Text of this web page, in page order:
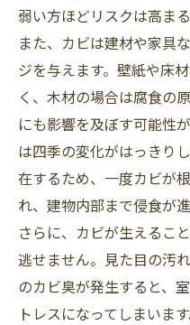
弱い方ほどリスクは高まる
また、カビは建材や家具
ジを与えます。壁紙や床
く、木材の場合は腐食の
にも影響を及ぼす可能性
は四季の変化がはっきり
在するため、一度カビが
れ、建物内部まで侵食が
さらに、カビが生えるこ
逃せません。見た目の汚
のカビ臭が発生すると、
トレスになってしまいま